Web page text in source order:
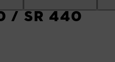
/ SR 440